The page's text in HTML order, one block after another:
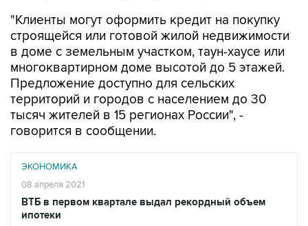
"Клиенты могут оформить кредит на покупку
строящейся или готовой жилой недвижимости
в доме с земельным участком, таун-хаусе или
многоквартирном доме высотой до 5 этажей.
Предложение доступно для сельских
территорий и городов c населением до 30
тысяч жителей в 15 регионах России", -
говорится в сообщении.
ЭКОНОМИКА
08 апреля 2021
ВТБ в первом квартале выдал рекордный объем
ипотеки